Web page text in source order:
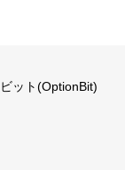
ット(OptionBit)